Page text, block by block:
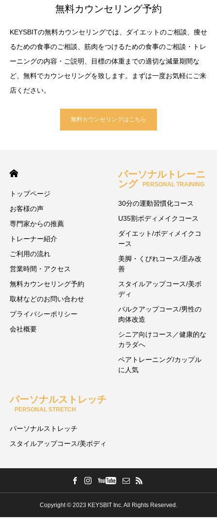
無料カウンセリング予約
KEYSBITの無料カウンセリングでは、ダイエットのご相談、痩せ
るための食事のご相談、筋肉をつけるための食事のご相談・トレ
ーニングの内容・ご説明、目標の体重までの適切な減量期間な
ど、無料でカウンセリングを致します。まずは一度お気軽にご来
店ください。
無料カウンセリングはこちら
トップページ
お客様の声
専門家からの推薦
トレーナー紹介
ご利用の流れ
営業時間・アクセス
無料カウンセリング予約
取材などのお問い合わせ
プライバシーポリシー
会社概要
パーソナルトレーニ
ング
PERSONAL TRAINING
30分の運動習慣化コース
U35割ボディメイクコース
ダイエット/ボディメイクコ
ース
美脚・くびれコース/歪み改
善
スタイルアップコース/美ボ
ディ
バルクアップコース/男性の
肉体改造
シニア向けコース／健康的な
カラダへ
ペアトレーニング/カップル
に人気
パーソナルストレッチ
PERSONAL STRETCH
パーソナルストレッチ
スタイルアップコース/美ボディ
Copyright © 2023 KEYSBIT Inc. All Rights Reserved.